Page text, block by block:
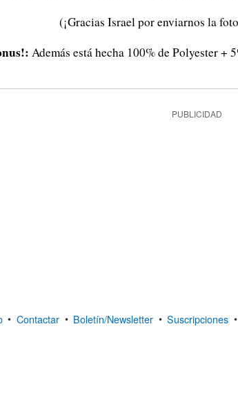
(¡Gracias Israel por enviarnos la
Además está hecha 100% de Polyester
PUBLICIDAD
• Contactar • Boletín/Newsletter • Suscripciones •